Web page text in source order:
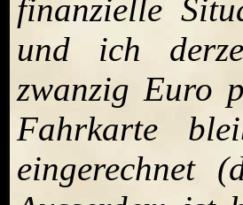
finanzielle
und ich
zwanzig Euro
Fahrkarte
eingerechnet